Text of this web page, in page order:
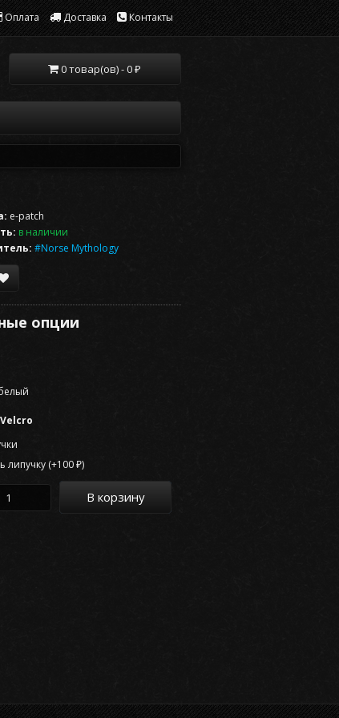
Оплата Доставка Контакты
0 товар(ов) - 0 ₽
e-patch
в наличии
#Norse Mythology
опции
липучку (+100 ₽)
В корзину